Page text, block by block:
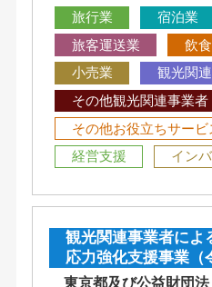
旅行業
宿泊業
旅客運送業
飲
小売業
観光関
その他観光関連事業者
その他お役立ちサービ
経営支援
イン
観光関連事業者によ
応力強化支援事業（
東京都及び公益財団